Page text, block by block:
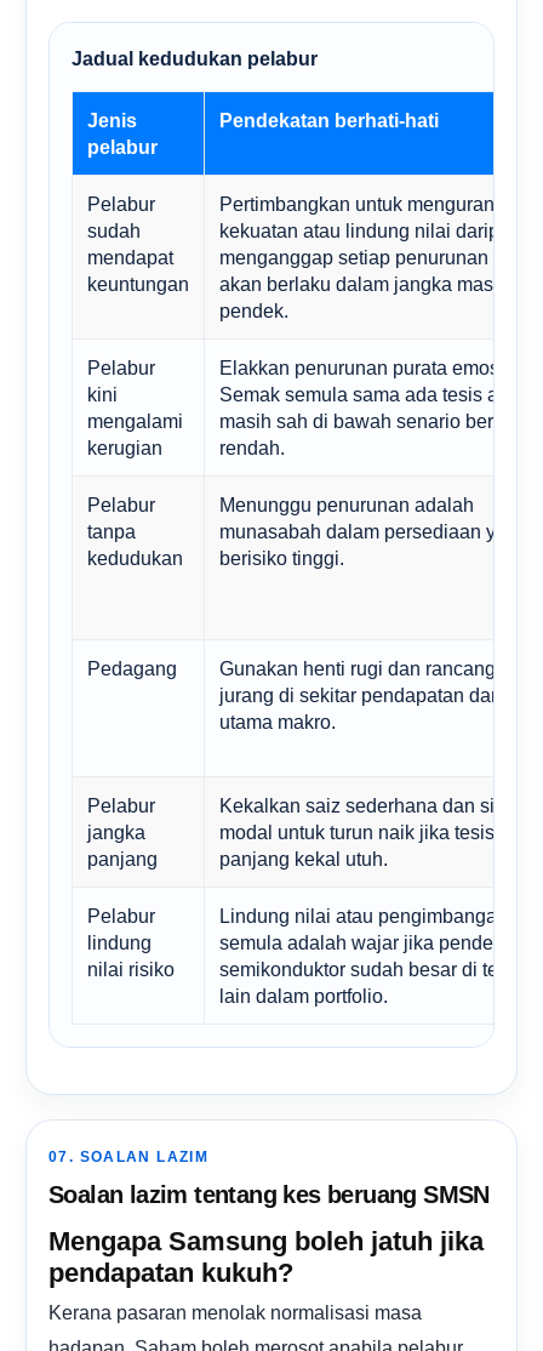
Jadual kedudukan pelabur
Jenis
pelabur
Pendekatan berhati-hati
Pelabur
sudah
mendapat
keuntungan
Pertimbangkan untuk mengurangkan
kekuatan atau lindung nilai daripada
menganggap setiap penurunan harga
akan berlaku dalam jangka masa
pendek.
Pelabur
kini
mengalami
kerugian
Elakkan penurunan purata emosi.
Semak semula sama ada tesis asal
masih sah di bawah senario
rendah.
Pelabur
tanpa
kedudukan
Menunggu penurunan adalah
munasabah dalam persediaan yang
berisiko tinggi.
Pedagang
Gunakan henti rugi dan rancang
jurang di sekitar pendapatan dan
utama makro.
Pelabur
jangka
panjang
Kekalkan saiz sederhana dan simpan
modal untuk turun naik jika tesis
panjang kekal utuh.
Pelabur
lindung
nilai risiko
Lindung nilai atau pengimbangan
semula adalah wajar jika
semikonduktor sudah besar di tempat
lain dalam portfolio.
07. SOALAN LAZIM
Soalan lazim tentang kes beruang SMSN
Mengapa Samsung boleh jatuh jika
pendapatan kukuh?
Kerana pasaran menolak normalisasi masa